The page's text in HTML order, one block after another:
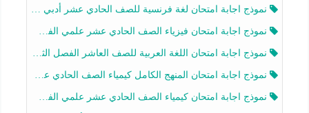
نموذج اجابة امتحان لغة فرنسية للصف الحادي عشر أدبي الفصل الثاني 2025-2026
نموذج اجابة امتحان فيزياء الصف الحادي عشر علمي الفصل الثاني 2025-2026
نموذج اجابة امتحان اللغة العربية للصف العاشر الفصل الثاني 2025-2026
نموذج اجابة امتحان المنهج الكامل كيمياء الصف الحادي عشر علمي الفصل الثاني 2025-2026
نموذج اجابة امتحان كيمياء الصف الحادي عشر علمي الفصل الثاني 2025-2026